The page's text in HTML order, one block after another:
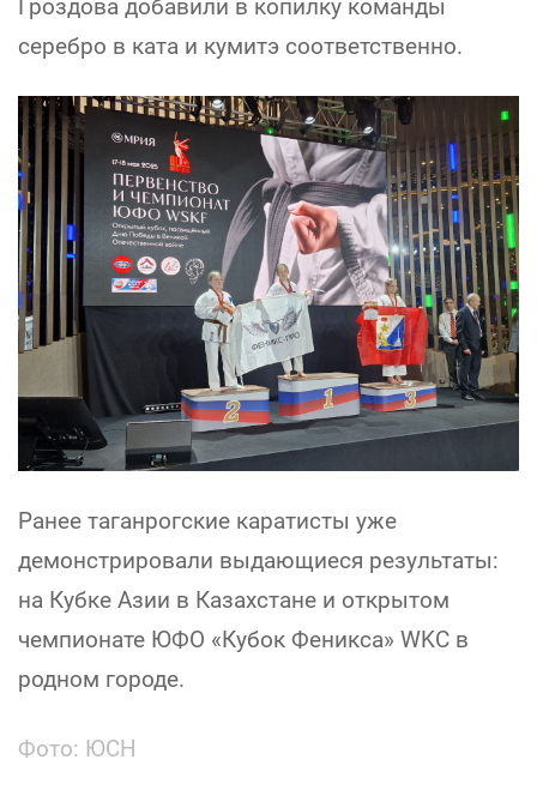
Гроздова добавили в копилку команды
серебро в ката и кумитэ соответственно.
Ранее таганрогские каратисты уже
демонстрировали выдающиеся результаты:
на Кубке Азии в Казахстане и открытом
чемпионате ЮФО «Кубок Феникса» WKC в
родном городе.
Фото: ЮСН